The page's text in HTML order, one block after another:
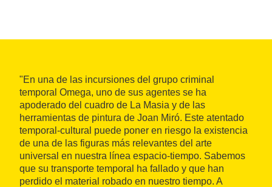
"En una de las incursiones del grupo criminal
temporal Omega, uno de sus agentes se ha
apoderado del cuadro de La Masia y de las
herramientas de pintura de Joan Miró. Este atentado
temporal-cultural puede poner en riesgo la existencia
de una de las figuras más relevantes del arte
universal en nuestra línea espacio-tiempo. Sabemos
que su transporte temporal ha fallado y que han
perdido el material robado en nuestro tiempo. A